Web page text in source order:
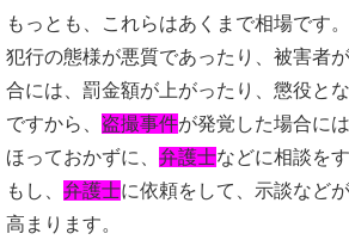
もっとも、これらはあくまで相場です。
犯行の態様が悪質であったり、被害者
合には、罰金額が上がったり、懲役と
ですから、 盗撮事件が発覚した場合に
ほっておかずに、 弁護士などに相談を
もし、 弁護士に依頼をして、示談など
高まります。